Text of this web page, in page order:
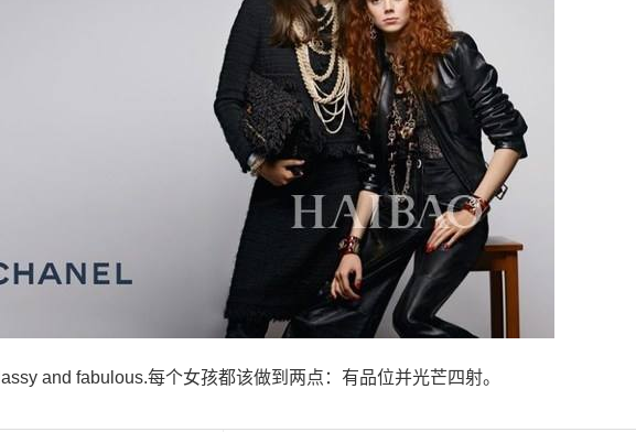
and fabulous.每个女孩都该做到两点：有品位并光芒四射。